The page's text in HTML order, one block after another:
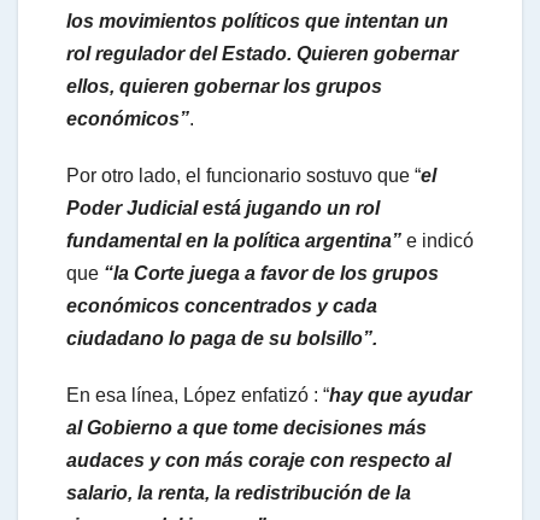
los movimientos políticos que intentan un
rol regulador del Estado. Quieren gobernar
ellos, quieren gobernar los grupos
económicos”.
Por otro lado, el funcionario sostuvo que “el
Poder Judicial está jugando un rol
fundamental en la política argentina” e indicó
que “la Corte juega a favor de los grupos
económicos concentrados y cada
ciudadano lo paga de su bolsillo”.
En esa línea, López enfatizó : “hay que ayudar
al Gobierno a que tome decisiones más
audaces y con más coraje con respecto al
salario, la renta, la redistribución de la